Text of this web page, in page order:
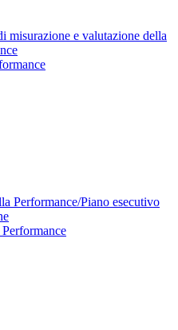
misurazione e valutazione della
Performance/Piano esecutivo